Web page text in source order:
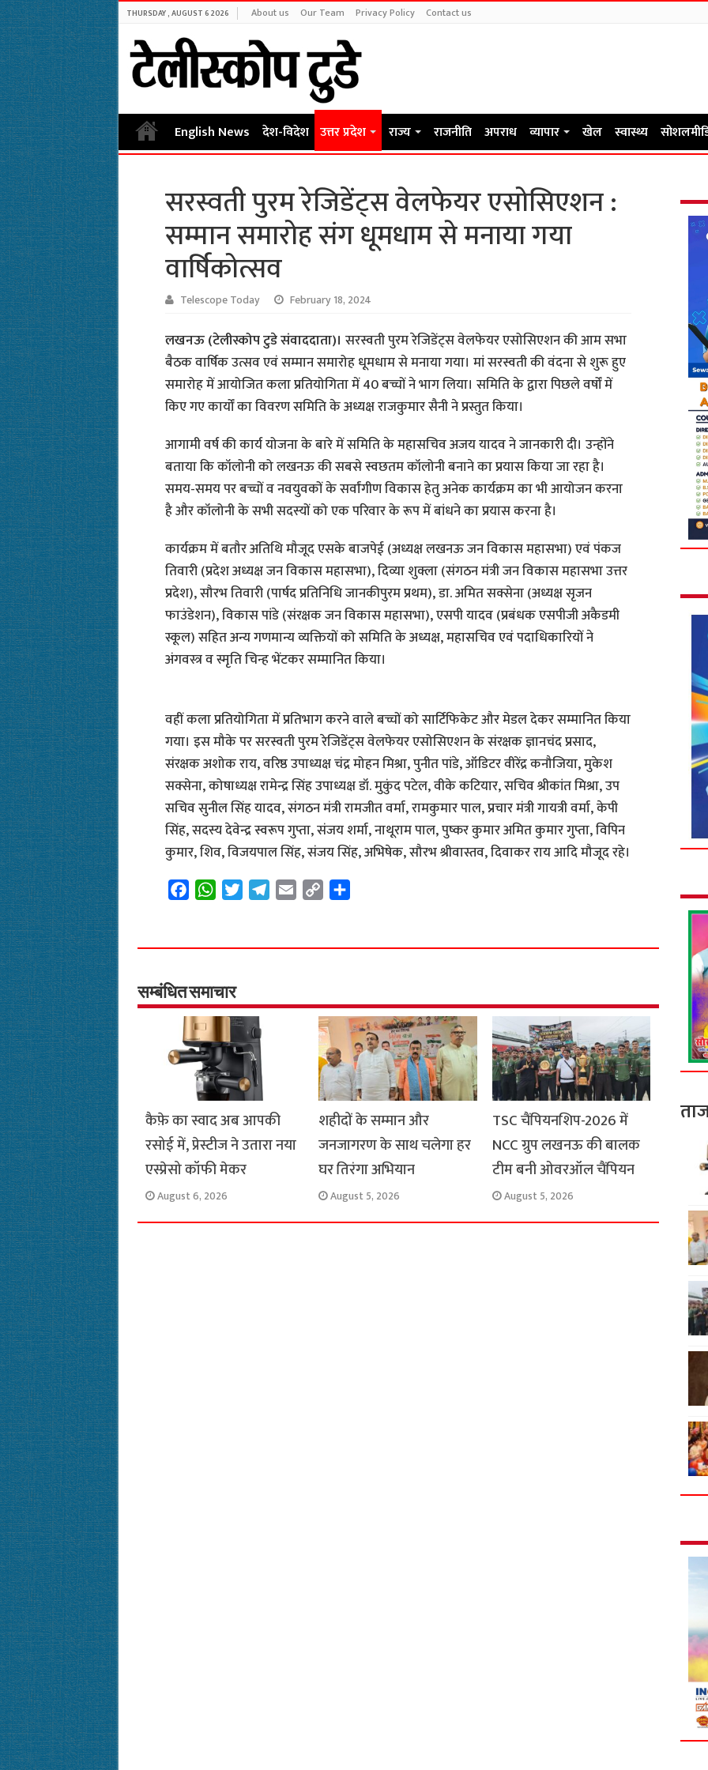
THURSDAY , AUGUST 6 2026 About us Our Team Privacy Policy Contact us
English News देश-विदेश उत्तर प्रदेश राज्य राजनीति अपराध व्यापार खेल स्वास्थ्य
सरस्वती पुरम रेजिडेंट्स वेलफेयर एसोसिएशन :
सम्मान समारोह संग धूमधाम से मनाया गया
वार्षिकोत्सव
Telescope Today February 18, 2024
लखनऊ (टेलीस्कोप टुडे संवाददाता)। सरस्वती पुरम रेजिडेंट्स वेलफेयर एसोसिएशन की आम सभा
बैठक वार्षिक उत्सव एवं सम्मान समारोह धूमधाम से मनाया गया। मां सरस्वती की वंदना से शुरू हुए
समारोह में आयोजित कला प्रतियोगिता में 40 बच्चों ने भाग लिया। समिति के द्वारा पिछले वर्षों में
किए गए कार्यों का विवरण समिति के अध्यक्ष राजकुमार सैनी ने प्रस्तुत किया।
आगामी वर्ष की कार्य योजना के बारे में समिति के महासचिव अजय यादव ने जानकारी दी। उन्होंने
बताया कि कॉलोनी को लखनऊ की सबसे स्वछतम कॉलोनी बनाने का प्रयास किया जा रहा है।
समय-समय पर बच्चों व नवयुवकों के सर्वांगीण विकास हेतु अनेक कार्यक्रम का भी आयोजन करना
है और कॉलोनी के सभी सदस्यों को एक परिवार के रूप में बांधने का प्रयास करना है।
कार्यक्रम में बतौर अतिथि मौजूद एसके बाजपेई (अध्यक्ष लखनऊ जन विकास महासभा) एवं पंकज
तिवारी (प्रदेश अध्यक्ष जन विकास महासभा), दिव्या शुक्ला (संगठन मंत्री जन विकास महासभा उत्तर
प्रदेश), सौरभ तिवारी (पार्षद प्रतिनिधि जानकीपुरम प्रथम), डा. अमित सक्सेना (अध्यक्ष सृजन
फाउंडेशन), विकास पांडे (संरक्षक जन विकास महासभा), एसपी यादव (प्रबंधक एसपीजी अकैडमी
स्कूल) सहित अन्य गणमान्य व्यक्तियों को समिति के अध्यक्ष, महासचिव एवं पदाधिकारियों ने
अंगवस्त्र व स्मृति चिन्ह भेंटकर सम्मानित किया।
वहीं कला प्रतियोगिता में प्रतिभाग करने वाले बच्चों को सार्टिफिकेट और मेडल देकर सम्मानित किया
गया। इस मौके पर सरस्वती पुरम रेजिडेंट्स वेलफेयर एसोसिएशन के संरक्षक ज्ञानचंद प्रसाद,
संरक्षक अशोक राय, वरिष्ठ उपाध्यक्ष चंद्र मोहन मिश्रा, पुनीत पांडे, ऑडिटर वीरेंद्र कनौजिया, मुकेश
सक्सेना, कोषाध्यक्ष रामेन्द्र सिंह उपाध्यक्ष डॉ. मुकुंद पटेल, वीके कटियार, सचिव श्रीकांत मिश्रा, उप
सचिव सुनील सिंह यादव, संगठन मंत्री रामजीत वर्मा, रामकुमार पाल, प्रचार मंत्री गायत्री वर्मा, केपी
सिंह, सदस्य देवेन्द्र स्वरूप गुप्ता, संजय शर्मा, नाथूराम पाल, पुष्कर कुमार अमित कुमार गुप्ता, विपिन
कुमार, शिव, विजयपाल सिंह, संजय सिंह, अभिषेक, सौरभ श्रीवास्तव, दिवाकर राय आदि मौजूद रहे।
e
o
o
k
W
t
A
p
t
r
e
a
i
y
n
k
r
सम्बंधित समाचार
कैफ़े का स्वाद अब आपकी
रसोई में, प्रेस्टीज ने उतारा नया
एस्प्रेसो कॉफी मेकर
August 6, 2026
शहीदों के सम्मान और
जनजागरण के साथ चलेगा हर
घर तिरंगा अभियान
August 5, 2026
TSC चैंपियनशिप-2026 में
NCC ग्रुप लखनऊ की बालक
टीम बनी ओवरऑल चैंपियन
August 5, 2026